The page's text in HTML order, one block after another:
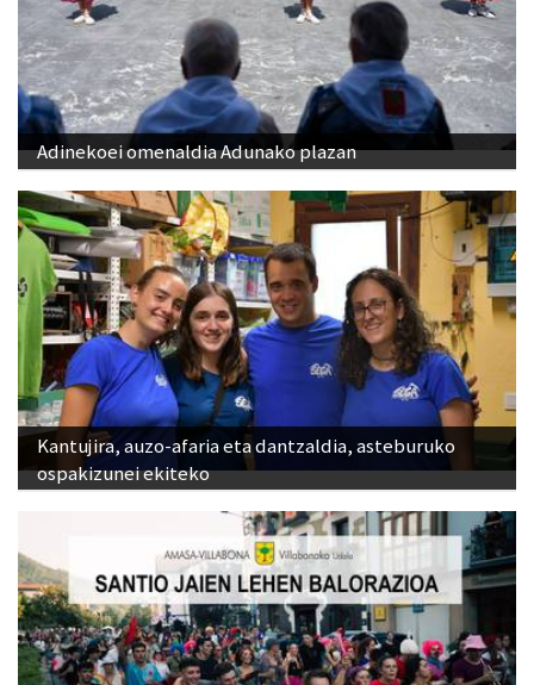
Adinekoei omenaldia Adunako plazan
Kantujira, auzo-afaria eta dantzaldia, asteburuko
ospakizunei ekiteko